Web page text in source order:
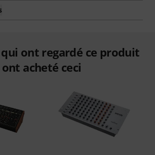
ont regardé ce produit
ont acheté ceci